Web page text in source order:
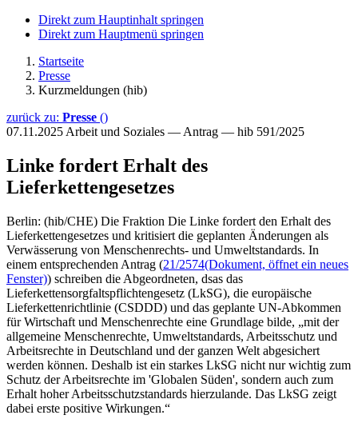
Direkt zum Hauptinhalt springen
Direkt zum Hauptmenü springen
Startseite
Presse
Kurzmeldungen (hib)
zurück zu: Presse ()
07.11.2025 Arbeit und Soziales — Antrag — hib 591/2025
Linke fordert Erhalt des
Lieferkettengesetzes
Berlin: (hib/CHE) Die Fraktion Die Linke fordert den Erhalt des
Lieferkettengesetzes und kritisiert die geplanten Änderungen als
Verwässerung von Menschenrechts- und Umweltstandards. In
einem entsprechenden Antrag (21/2574(Dokument, öffnet ein neues
Fenster)) schreiben die Abgeordneten, dsas das
Lieferkettensorgfaltspflichtengesetz (LkSG), die europäische
Lieferkettenrichtlinie (CSDDD) und das geplante UN-Abkommen
für Wirtschaft und Menschenrechte eine Grundlage bilde, „mit der
allgemeine Menschenrechte, Umweltstandards, Arbeitsschutz und
Arbeitsrechte in Deutschland und der ganzen Welt abgesichert
werden können. Deshalb ist ein starkes LkSG nicht nur wichtig zum
Schutz der Arbeitsrechte im 'Globalen Süden', sondern auch zum
Erhalt hoher Arbeitsschutzstandards hierzulande. Das LkSG zeigt
dabei erste positive Wirkungen.“